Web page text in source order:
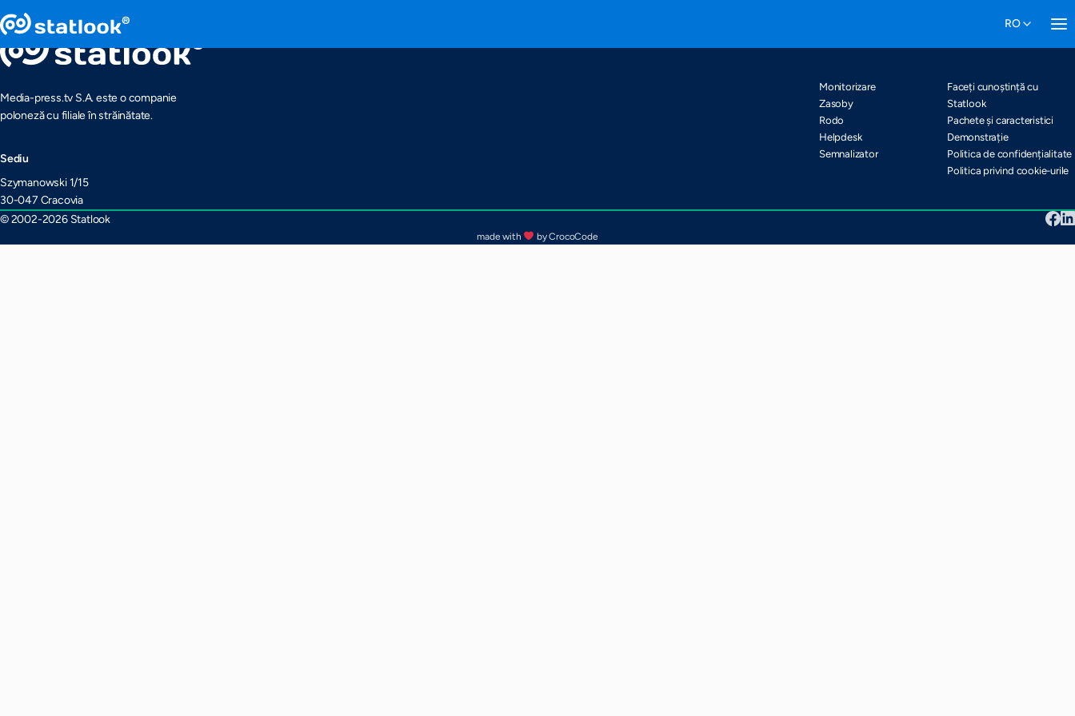
Media-press.tv S.A. este o companie
poloneză cu filiale în străinătate.
Sediu
Szymanowski 1/15
30-047 Cracovia
Monitorizare
Zasoby
Rodo
Helpdesk
Semnalizator
Faceți cunoștință cu
Statlook
Pachete și caracteristici
Demonstrație
Politica de confidențialitate
Politica privind cookie-urile
© 2002-2026 Statlook
made with by CrocoCode